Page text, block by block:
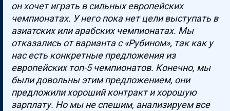
он хочет играть в сильных европейских
чемпионатах. У него пока нет цели выступать в
азиатских или арабских чемпионатах. Мы
отказались от варианта с «Рубином», так как у
нас есть конкретные предложения из
европейских топ-5 чемпионатов. Конечно, мы
были довольны этим предложением, они
предложили хороший контракт и хорошую
зарплату. Но мы не спешим, анализируем все